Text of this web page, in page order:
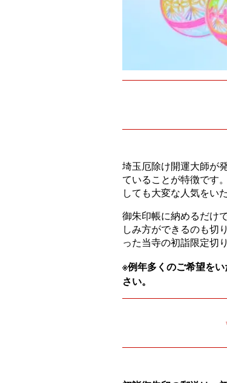
埼玉厄除け開運大師が
ていることが特徴です
しても大変な人気をい
御朱印帳に納めるだけ
しみ方ができるのも切
った当寺の初詣限定切
※例年多くのご希望を
さい。